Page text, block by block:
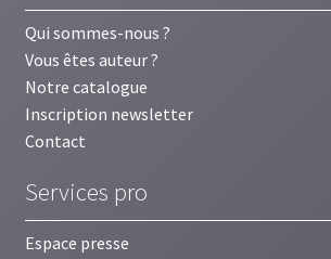
Qui sommes-nous ?
Vous êtes auteur ?
Notre catalogue
Inscription newsletter
Contact
Services pro
Espace presse